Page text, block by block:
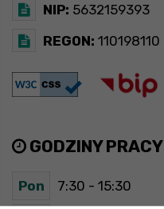
NIP: 5632159393
REGON: 110198110
GODZINY PRACY
Pon 7:30 - 15:30